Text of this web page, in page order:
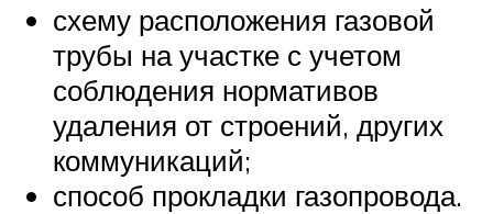
схему расположения газовой
трубы на участке с учетом
соблюдения нормативов
удаления от строений, других
коммуникаций;
способ прокладки газопровода.